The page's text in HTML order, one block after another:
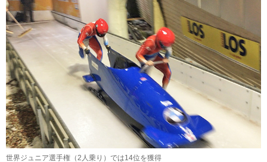
世界ジュニア選手権（2人乗り）では14位を獲得